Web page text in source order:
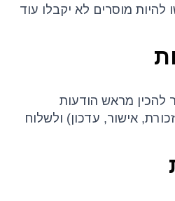
להיות מוסרים לא יקבלו עוד
להכין מראש הודעות
אישור, עדכון) ולשלוח